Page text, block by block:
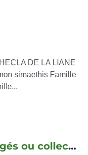
DE LA LIANE
simaethis Famille
Jardins partagés ou collectifs